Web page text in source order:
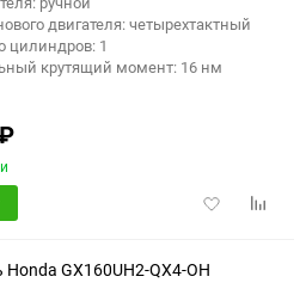
двигателя: четырехтактный
цилиндров: 1
крутящий момент: 16 нм
Добавить
Honda GX160UH2-QX4-OH